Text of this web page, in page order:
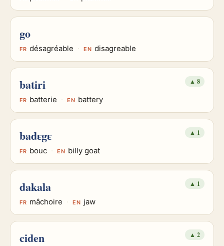
go
FR désagréable · EN disagreable
batiri ▲ 8
FR batterie · EN battery
badɛgɛ ▲ 1
FR bouc · EN billy goat
dakala ▲ 1
FR mâchoire · EN jaw
ciden ▲ 2